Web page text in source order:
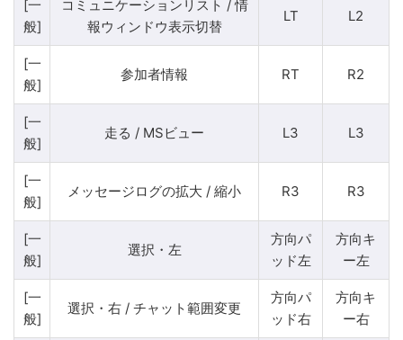
[一
般]
コミュニケーションリスト / 情
報ウィンドウ表示切替
LT L2
[一
般]
参加者情報 RT R2
[一
般]
走る / MSビュー L3 L3
[一
般]
メッセージログの拡大 / 縮小 R3 R3
[一
般]
選択・左
方向パ
ッド左
方向キ
ー左
[一
般]
選択・右 / チャット範囲変更
方向パ
ッド右
方向キ
ー右